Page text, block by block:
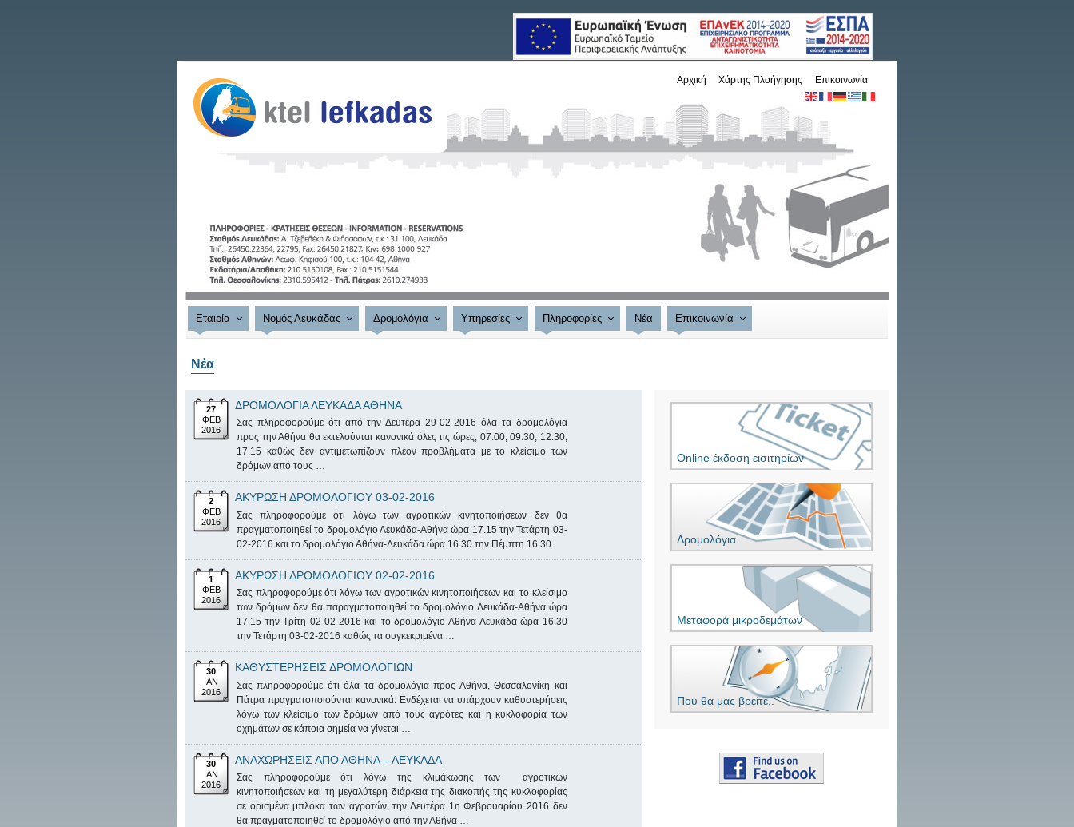
Αρχική Χάρτης Πλοήγησης Επικοινωνία
Εταιρία Νομός Λευκάδας Δρομολόγια Υπηρεσίες Πληροφορίες Νέα Επικοινωνία
Νέα
27
ΦΕΒ
2016
ΔΡΟΜΟΛΟΓΙΑ ΛΕΥΚΑΔΑ ΑΘΗΝΑ
Σας πληροφορούμε ότι από την Δευτέρα 29-02-2016 όλα τα δρομολόγια
προς την Αθήνα θα εκτελούνται κανονικά όλες τις ώρες, 07.00, 09.30, 12.30,
17.15 καθώς δεν αντιμετωπίζουν πλέον προβλήματα με το κλείσιμο των
δρόμων από τους …
2
ΦΕΒ
2016
ΑΚΥΡΩΣΗ ΔΡΟΜΟΛΟΓΙΟΥ 03-02-2016
Σας πληροφορούμε ότι λόγω των αγροτικών κινητοποιήσεων δεν θα
πραγματοποιηθεί το δρομολόγιο Λευκάδα-Αθήνα ώρα 17.15 την Τετάρτη 03-
02-2016 και το δρομολόγιο Αθήνα-Λευκάδα ώρα 16.30 την Πέμπτη 16.30.
1
ΦΕΒ
2016
ΑΚΥΡΩΣΗ ΔΡΟΜΟΛΟΓΙΟΥ 02-02-2016
Σας πληροφορούμε ότι λόγω των αγροτικών κινητοποιήσεων και το κλείσιμο
των δρόμων δεν θα παραγμοτοποιηθεί το δρομολόγιο Λευκάδα-Αθήνα ώρα
17.15 την Τρίτη 02-02-2016 και το δρομολόγιο Αθήνα-Λευκάδα ώρα 16.30
την Τετάρτη 03-02-2016 καθώς τα συγκεκριμένα …
30
ΙΑΝ
2016
ΚΑΘΥΣΤΕΡΗΣΕΙΣ ΔΡΟΜΟΛΟΓΙΩΝ
Σας πληροφορούμε ότι όλα τα δρομολόγια προς Αθήνα, Θεσσαλονίκη και
Πάτρα πραγματοποιούνται κανονικά. Ενδέχεται να υπάρχουν καθυστερήσεις
λόγω των κλείσιμο των δρόμων από τους αγρότες και η κυκλοφορία των
οχημάτων σε κάποια σημεία να γίνεται …
30
ΙΑΝ
2016
ΑΝΑΧΩΡΗΣΕΙΣ ΑΠΟ ΑΘΗΝΑ – ΛΕΥΚΑΔΑ
Σας πληροφορούμε ότι λόγω της κλιμάκωσης των αγροτικών
κινητοποιήσεων και τη μεγαλύτερη διάρκεια της διακοπής της κυκλοφορίας
σε ορισμένα μπλόκα των αγροτών, την Δευτέρα 1η Φεβρουαρίου 2016 δεν
θα πραγματοποιηθεί το δρομολόγιο από την Αθήνα …
Online έκδοση εισιτηρίων
Δρομολόγια
Μεταφορά μικροδεμάτων
Που θα μας βρείτε..